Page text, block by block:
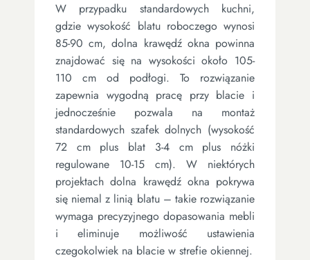
W przypadku standardowych kuchni,
gdzie wysokość blatu roboczego wynosi
85-90 cm, dolna krawędź okna powinna
znajdować się na wysokości około 105-
110 cm od podłogi. To rozwiązanie
zapewnia wygodną pracę przy blacie i
jednocześnie pozwala na montaż
standardowych szafek dolnych (wysokość
72 cm plus blat 3-4 cm plus nóżki
regulowane 10-15 cm). W niektórych
projektach dolna krawędź okna pokrywa
się niemal z linią blatu – takie rozwiązanie
wymaga precyzyjnego dopasowania mebli
i eliminuje możliwość ustawienia
czegokolwiek na blacie w strefie okiennej.